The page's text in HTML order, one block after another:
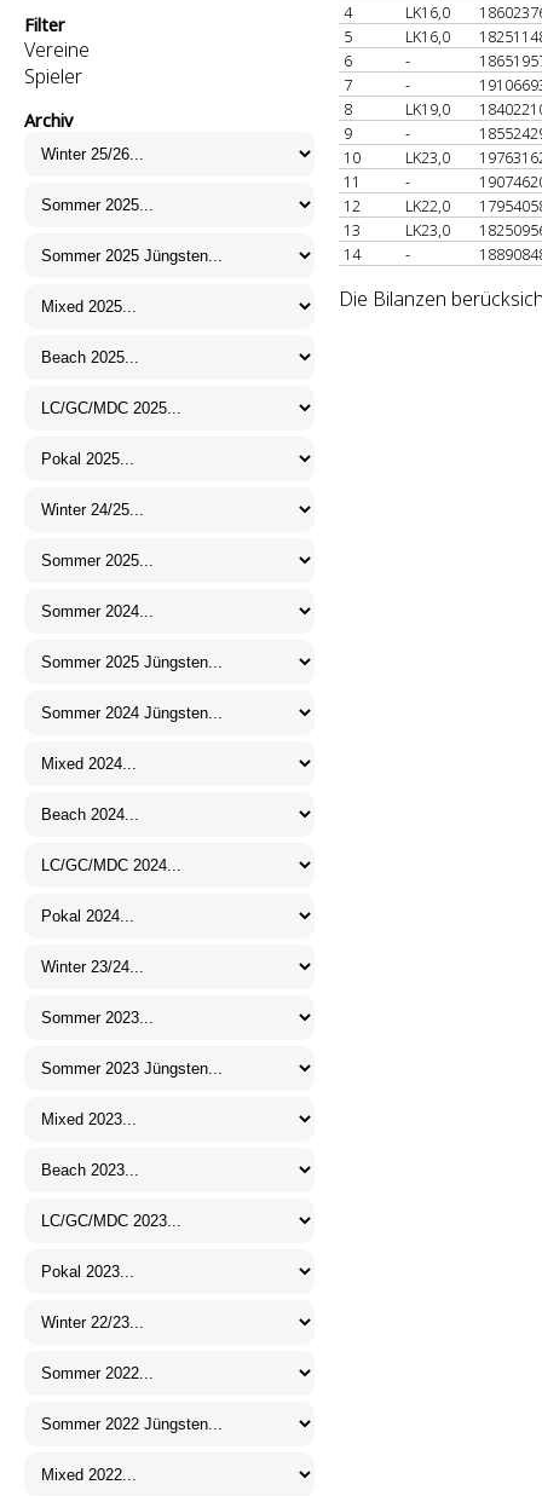
Filter
Vereine
Spieler
Archiv
4
LK16,0
5
LK16,0
6
-
7
-
8
LK19,0
9
-
10
LK23,0
11
-
12
LK22,0
13
LK23,0
14
-
Die Bilanzen